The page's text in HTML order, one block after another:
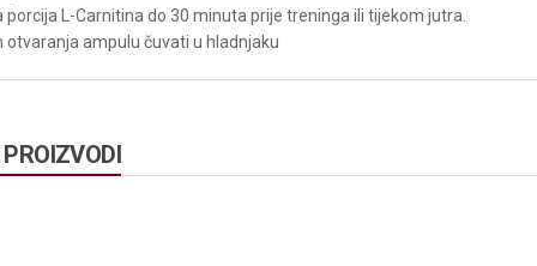
porcija L-Carnitina do 30 minuta prije treninga ili tijekom jutra.
otvaranja ampulu čuvati u hladnjaku
DANI/SATI:
- Pet / 9:00h - 18:00h